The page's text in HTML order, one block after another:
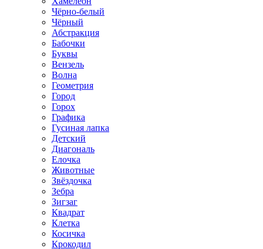
Чёрно-белый
Чёрный
Абстракция
Бабочки
Буквы
Вензель
Волна
Геометрия
Город
Горох
Графика
Гусиная лапка
Детский
Диагональ
Елочка
Животные
Звёздочка
Зебра
Зигзаг
Квадрат
Клетка
Косичка
Крокодил